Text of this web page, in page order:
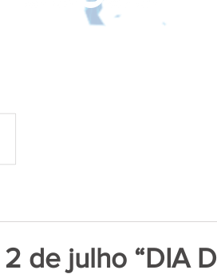
de julho “DIA